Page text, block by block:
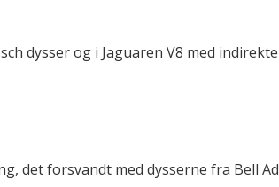
dysser og i Jaguaren V8 med
det forsvandt med dysserne fra Bell